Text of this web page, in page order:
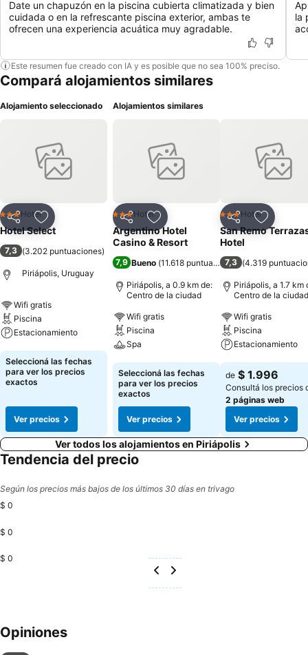
Date un chapuzón en la piscina cubierta climatizada y bien
cuidada o en la refrescante piscina exterior, ambas te
ofrecen una experiencia acuática muy agradable.
la
Este resumen fue creado con IA y es posible que no sea 100% preciso.
Compará alojamientos similares
Alojamiento seleccionado
CompartirAñadir a favoritos
3 Estrellas
Hotel
Hotel Select
7,3 (3.202 puntuaciones)
Piriápolis, Uruguay
Wifi gratis
Piscina
Estacionamiento
Ver precios
Seleccioná las fechas
para ver los precios
exactos
Ver precios
Alojamientos similares
CompartirAñadir a favoritos
3 Estrellas
Hotel
Argentino Hotel
Casino & Resort
7,9 Bueno (11.618 puntuaciones )
Piriápolis, a 0.9 km de:
Centro de la ciudad
Wifi gratis
Piscina
Spa
Ver precios
Seleccioná las fechas
para ver los precios
exactos
Ver precios
CompartirAñadir
3 Estrellas
Hotel
San Remo
Hotel
7,3 (4.319
Piriápolis, a 1.7 km
Centro de la ciudad
Wifi gratis
Piscina
Estacionamiento
Ver precios
de $ 1.996
Consultá los precios
2 páginas web
Ver precios
Ver todos los alojamientos en Piriápolis
Tendencia del precio
Según los precios más bajos de los últimos 30 días en trivago
$ 0
$ 0
$ 0
Opiniones